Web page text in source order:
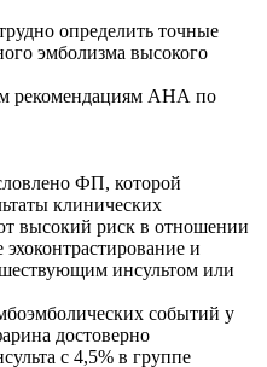
определить точные
эмболизма высокого
рекомендациям АНА по
ФП, которой
клинических
высокий риск в отношении
и
инсультом или
событий у
достоверно
с 4,5% в группе